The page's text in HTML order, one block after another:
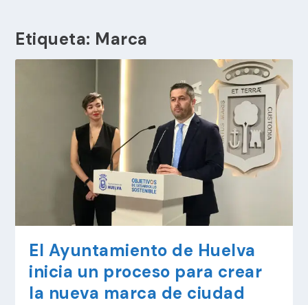
Etiqueta: Marca
El Ayuntamiento de Huelva
inicia un proceso para crear
la nueva marca de ciudad